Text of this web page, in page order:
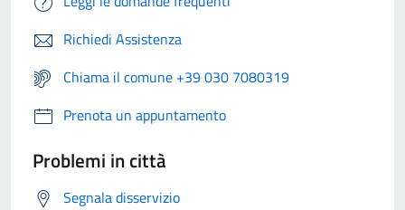
Richiedi Assistenza
Chiama il comune +39 030 7080319
Prenota un appuntamento
Problemi in città
Segnala disservizio